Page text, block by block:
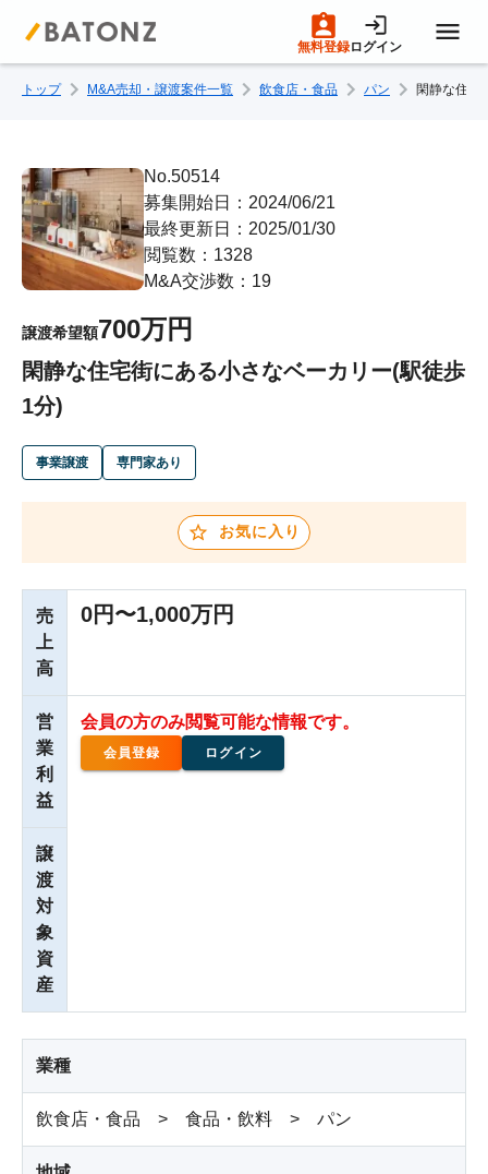
無料登録ログイン
トップページ
M&A案件一覧
売りたい方へ
成約事例
M&A専門家の方へ
トップ M&A売却・譲渡案件一覧 飲食店・食品 パン 閑静な住宅
No.50514
募集開始日：2024/06/21
最終更新日：2025/01/30
閲覧数：1328
M&A交渉数：19
譲渡希望額700万円
閑静な住宅街にある小さなベーカリー(駅徒歩
1分)
事業譲渡 専門家あり
お気に入り
売
上
高
0円〜1,000万円
営
業
利
益
会員の方のみ閲覧可能な情報です。
会員登録 ログイン
譲
渡
対
象
資
産
業種
飲食店・食品 > 食品・飲料 > パン